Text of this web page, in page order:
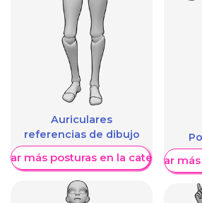
Auriculares
referencias de dibujo
más posturas en la categoría
Mostrar